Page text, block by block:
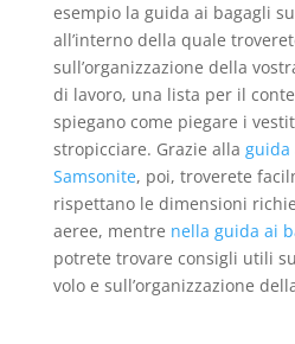
esempio la guida ai bagagli
all’interno della quale
sull’organizzazione della
di lavoro, una lista per il
spiegano come piegare i
stropicciare. Grazie alla guida
Samsonite, poi, troverete
rispettano le dimensioni
aeree, mentre nella guida ai
potrete trovare consigli utili
volo e sull’organizzazione